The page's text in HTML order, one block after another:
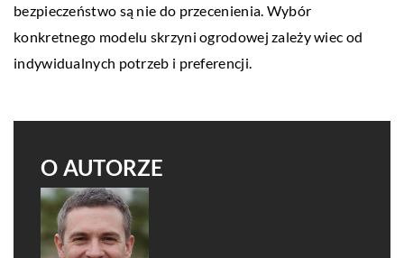
bezpieczeństwo są nie do przecenienia. Wybór
konkretnego modelu skrzyni ogrodowej zależy wiec od
indywidualnych potrzeb i preferencji.
O AUTORZE